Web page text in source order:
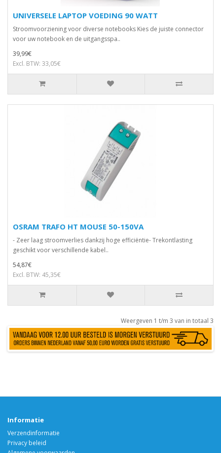
UNIVERSELE LAPTOP VOEDING 90 WATT
Stroomvoorziening voor diverse notebooks Kies de juiste connector
voor uw notebook en de uitgangsspa..
39,99€
Excl. BTW: 33,05€
OSRAM TRAFO HT MOUSE 50-150VA
- Zeer laag stroomverlies dankzij hoge efficiëntie- Trekontlasting
geschikt voor verschillende kabel..
54,87€
Excl. BTW: 45,35€
Weergeven 1 t/m 3 van in totaal 3
Informatie
Verzendinformatie
Privacy beleid